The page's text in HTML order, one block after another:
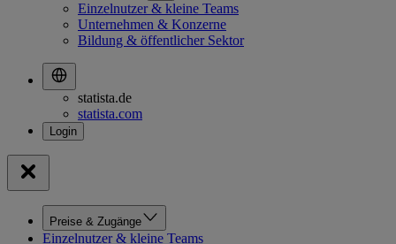
Einzelnutzer & kleine Teams
Unternehmen & Konzerne
Bildung & öffentlicher Sektor
statista.de
statista.com
Preise & Zugänge
Einzelnutzer & kleine Teams